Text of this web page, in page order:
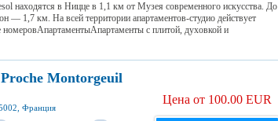
находятся в Ницце в 1,1 км от Музея современного искусства. До
— 1,7 км. На всей территории апартаментов-студио действует
с плитой, духовкой и
Montorgeuil
Франция
Цена от 100.00 EUR